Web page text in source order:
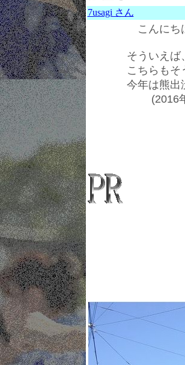
7usagi さん
こんにち
そういえば
こちらもそ
今年は熊出
(2016年